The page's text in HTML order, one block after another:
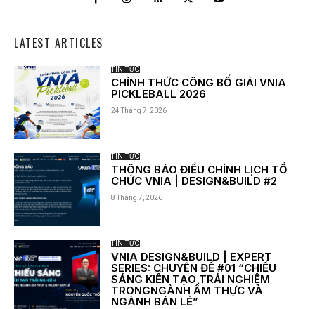
LATEST ARTICLES
TIN TỨC
CHÍNH THỨC CÔNG BỐ GIẢI VNIA
PICKLEBALL 2026
24 Tháng 7, 2026
TIN TỨC
THÔNG BÁO ĐIỀU CHỈNH LỊCH TỔ
CHỨC VNIA | DESIGN&BUILD #2
8 Tháng 7, 2026
TIN TỨC
VNIA DESIGN&BUILD | EXPERT
SERIES: CHUYÊN ĐỀ #01 “CHIẾU
SÁNG KIẾN TẠO TRẢI NGHIỆM
TRONGNGÀNH ẨM THỰC VÀ
NGÀNH BÁN LẺ”